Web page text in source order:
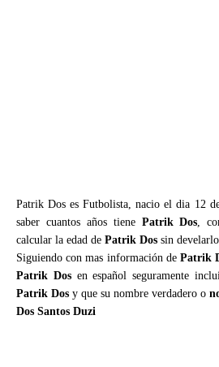
Patrik Dos es Futbolista, nacio el dia 12
saber cuantos años tiene Patrik Dos,
calcular la edad de Patrik Dos sin
Siguiendo con mas información de Patrik
Patrik Dosen español seguramente
Patrik Dos y que su nombre verdadero o
Dos Santos Duzi